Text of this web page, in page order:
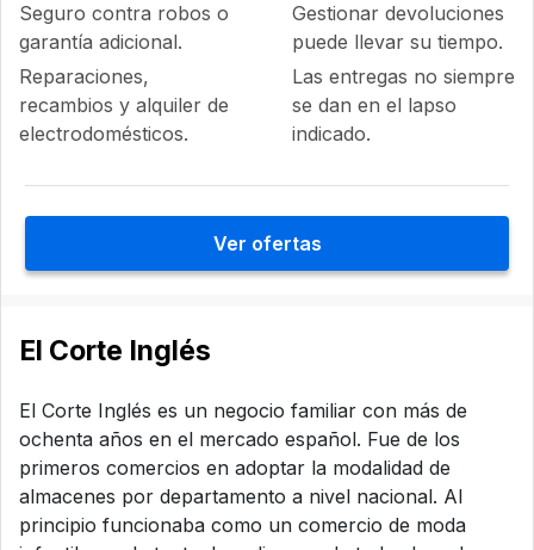
Seguro contra robos o
garantía adicional.
Reparaciones,
recambios y alquiler de
electrodomésticos.
Gestionar devoluciones
puede llevar su tiempo.
Las entregas no siempre
se dan en el lapso
indicado.
Ver ofertas
El Corte Inglés
El Corte Inglés es un negocio familiar con más de
ochenta años en el mercado español. Fue de los
primeros comercios en adoptar la modalidad de
almacenes por departamento a nivel nacional. Al
principio funcionaba como un comercio de moda